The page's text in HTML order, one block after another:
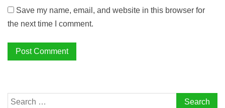
Save my name, email, and website in this browser for
the next time I comment.
Search